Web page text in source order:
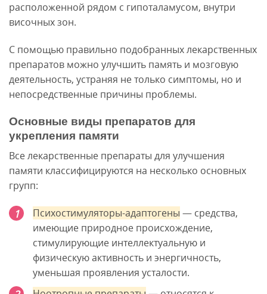
расположенной рядом с гипоталамусом, внутри
височных зон.
С помощью правильно подобранных лекарственных
препаратов можно улучшить память и мозговую
деятельность, устраняя не только симптомы, но и
непосредственные причины проблемы.
Основные виды препаратов для
укрепления памяти
Все лекарственные препараты для улучшения
памяти классифицируются на несколько основных
групп:
Психостимуляторы-адаптогены — средства,
имеющие природное происхождение,
стимулирующие интеллектуальную и
физическую активность и энергичность,
уменьшая проявления усталости.